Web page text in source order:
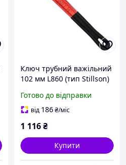
Ключ трубний важільний
102 мм L860 (тип Stillson)
санлайт
Готово до відправки
від 186₴/міс
1 116₴
Купити